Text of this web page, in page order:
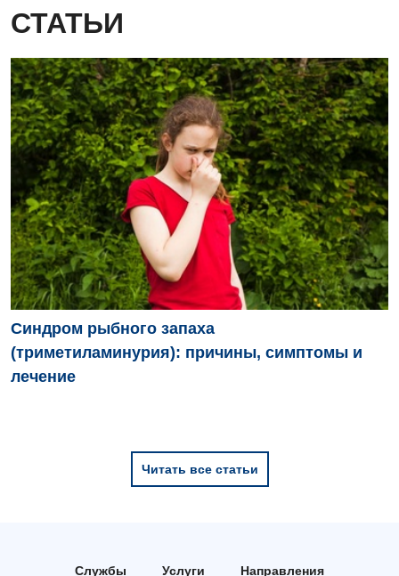
СТАТЬИ
Синдром рыбного запаха
(триметиламинурия): причины, симптомы и
лечение
Читать все статьи
Службы Услуги Направления